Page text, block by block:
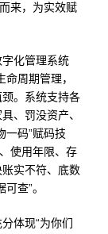
来，为实效赋
化管理系统
周期管理，
。系统支持各
、罚没资产、
一码”赋码技
使用年限、存
实不符、底数
查”。
体现“为你们